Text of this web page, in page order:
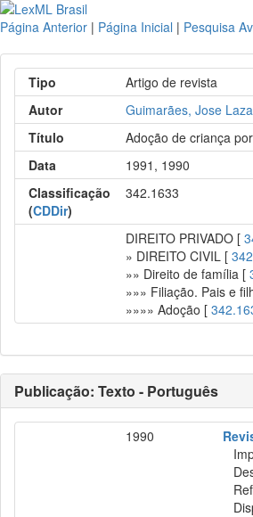
Página Anterior | Página Inicial | Pesquisa
Tipo
Artigo de revista
Autor
Guimarães, Jose
Título
Adoção de criança
Data
1991, 1990
Classificação
(CDDir)
342.1633
DIREITO PRIVADO [
» DIREITO CIVIL [
»» Direito de família [
»»» Filiação. Pais e
»»»» Adoção [
Publicação: Texto - Português
1990